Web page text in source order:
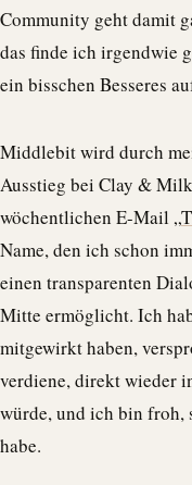
Community geht damit
das finde ich irgendwie
ein bisschen Besseres
Middlebit wird durch
Ausstieg bei Clay &
wöchentlichen E-Mail „
Name, den ich schon
einen transparenten
Mitte ermöglicht. Ich
mitgewirkt haben,
verdiene, direkt wieder
würde, und ich bin froh,
habe.